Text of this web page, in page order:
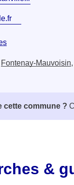
Fontenay-Mauvoisin,
cette commune ?
&